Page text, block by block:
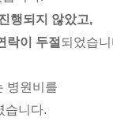
행되지 않았고,
락이 두절 되었습
병원비를
습니다.